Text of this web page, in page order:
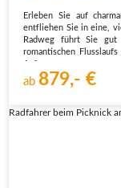
Erleben Sie auf
entfliehen Sie in eine,
Radweg führt Sie gut
romantischen
ab 879,- €
Radfahrer beim Picknick